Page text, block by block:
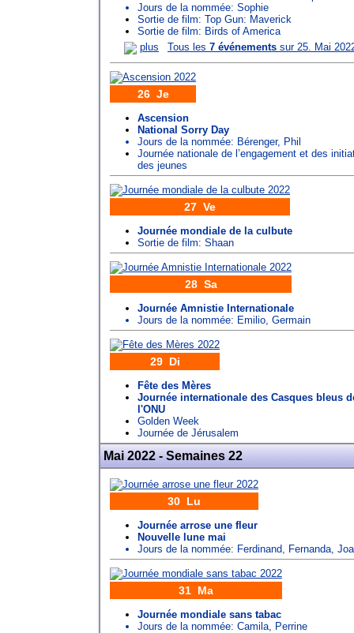
Jours de la nommée: Sophie
Sortie de film: Top Gun: Maverick
Sortie de film: Birds of America
plus
Tous les 7 événements sur 25. Mai
26 Je
Ascension
National Sorry Day
Jours de la nommée: Bérenger, Phil
Journée nationale de l’engagement et des
des jeunes
27 Ve
Journée mondiale de la culbute
Sortie de film: Shaan
28 Sa
Journée Amnistie Internationale
Jours de la nommée: Emilio Germain
29 Di
Fête des Mères
Journée internationale des Casques bleus
l'ONU
Golden Week
Journée de Jérusalem
Mai 2022 - Semaines 22
30 Lu
Journée arrose une fleur
Nouvelle lune mai
Jours de la nommée: Ferdinand Fernanda
31 Ma
Journée mondiale sans tabac
Jours de la nommée: Camila Perrine